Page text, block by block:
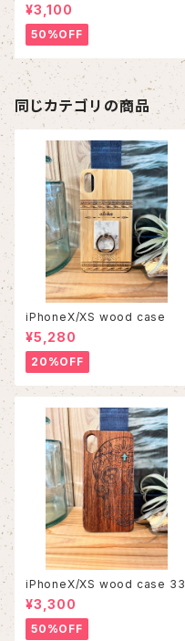
¥3,100
50%OFF
同じカテゴリの商品
iPhoneX/XS wood case
¥5,280
20%OFF
iPhoneX/XS wood case 33
¥3,300
50%OFF